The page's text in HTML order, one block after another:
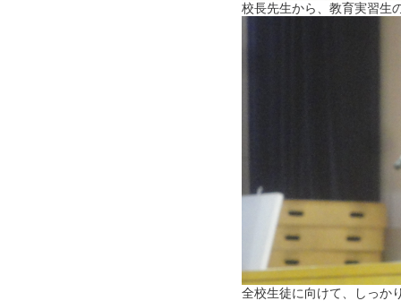
校長先生から、教育実習生
全校生徒に向けて、しっか